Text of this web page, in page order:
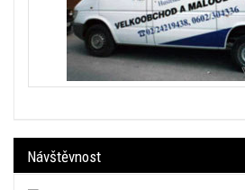
Návštěvnost